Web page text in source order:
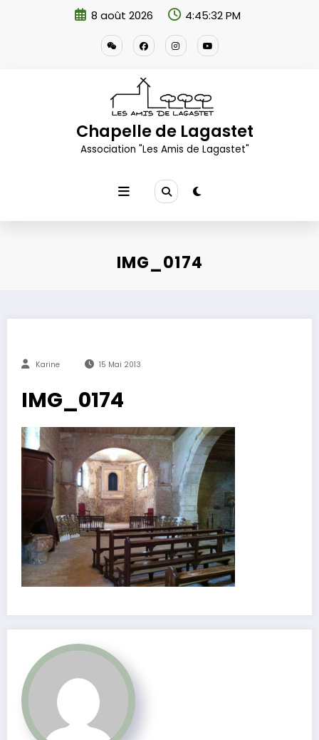
8 août 2026 4:45:33 PM
Chapelle de Lagastet
Association "Les Amis de Lagastet"
IMG_0174
Karine 15 Mai 2013
IMG_0174